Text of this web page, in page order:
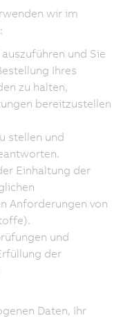
wir im
und Sie
Ihres
zu halten,
bereitzustellen
stellen und
Einhaltung der
Anforderungen von
und
der
Daten, Ihr